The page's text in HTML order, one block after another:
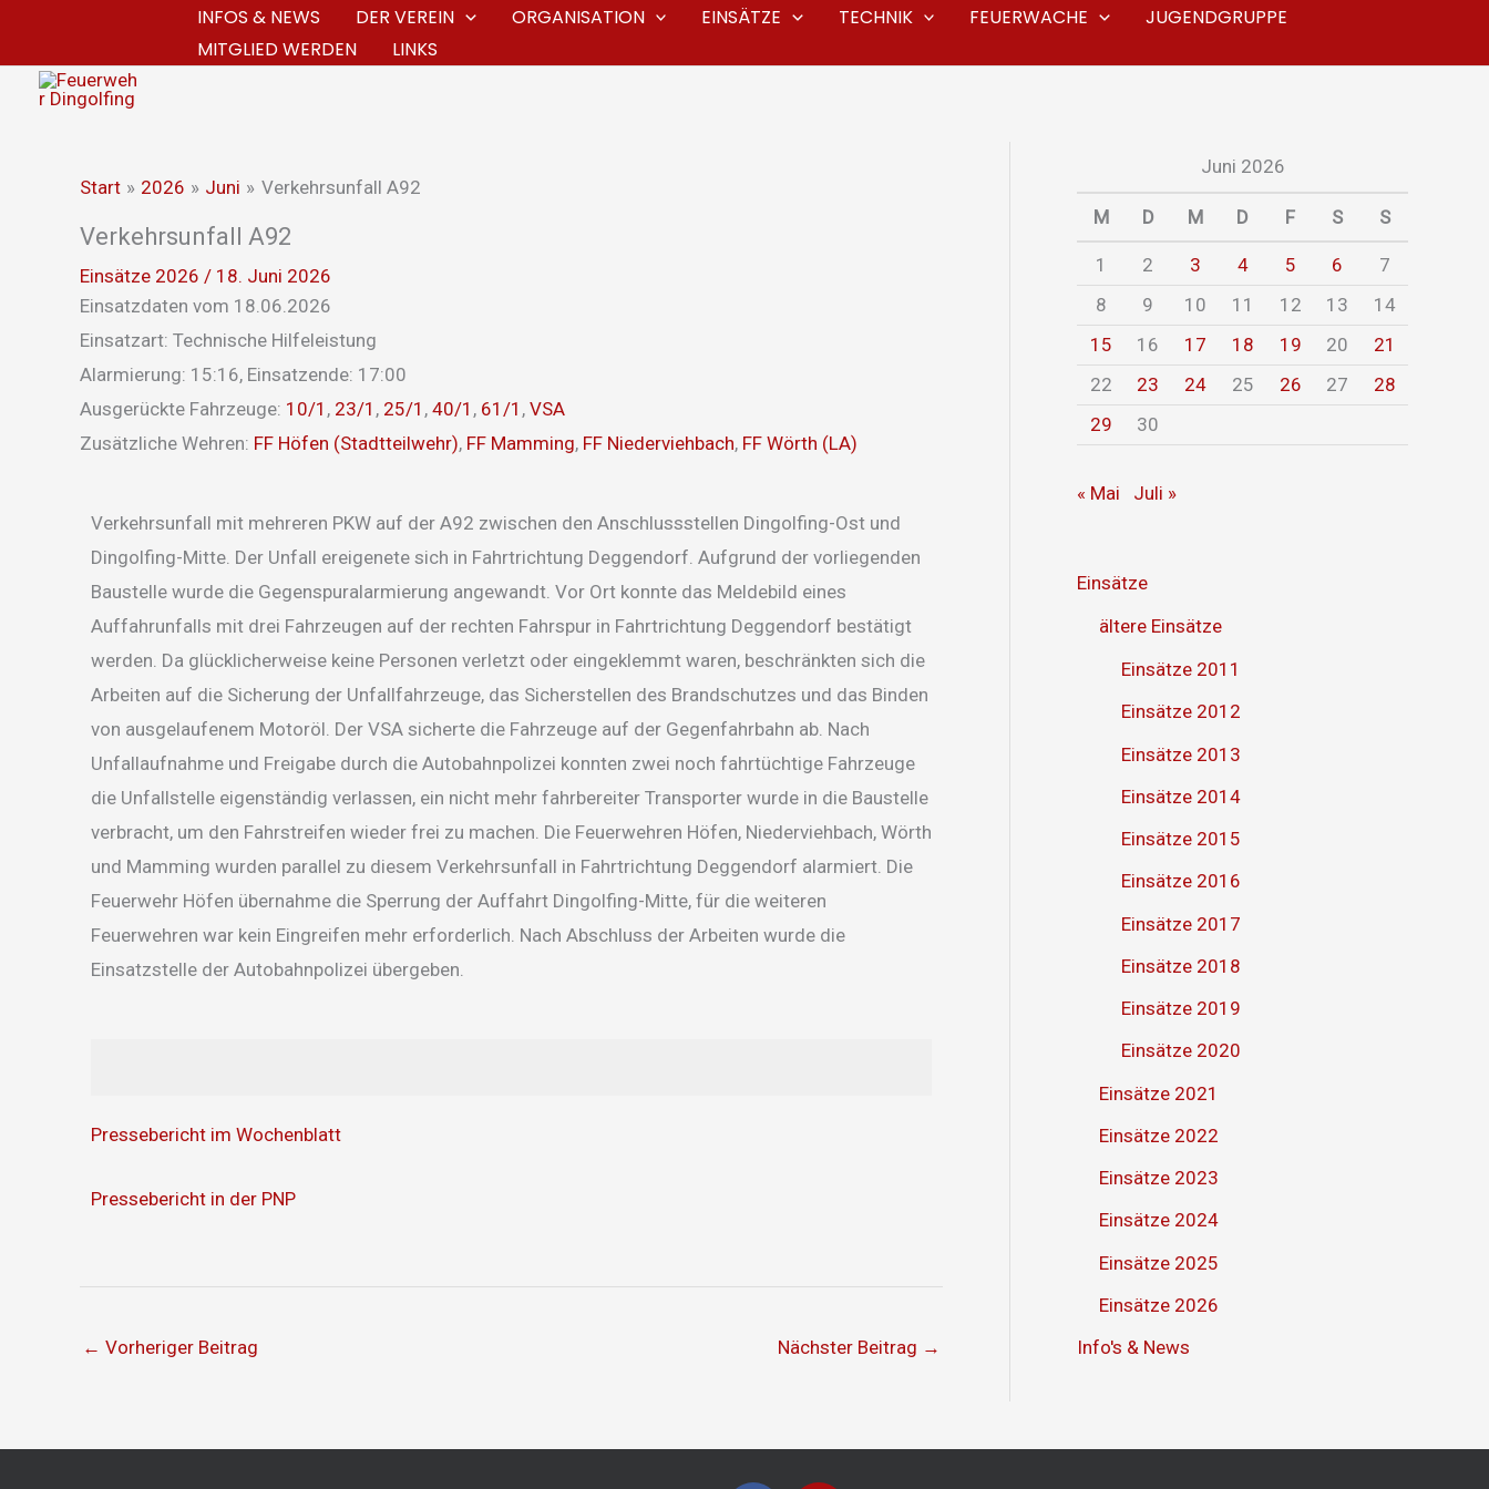
springen
INFOS & NEWS DER VEREIN ORGANISATION EINSÄTZE TECHNIK FEUERWACHE
JUGENDGRUPPE
MITGLIED WERDEN
LINKS
Start 2026 Juni Verkehrsunfall A92
Verkehrsunfall A92
Einsätze 2026 / 18. Juni 2026
Einsatzdaten vom 18.06.2026
Einsatzart: Technische Hilfeleistung
Alarmierung: 15:16, Einsatzende: 17:00
Ausgerückte Fahrzeuge: 10/1 , 23/1 , 25/1 , 40/1 , 61/1 , VSA
Zusätzliche Wehren: FF Höfen (Stadtteilwehr), FF Mamming, FF Niederviehbach, FF Wörth (LA)
Verkehrsunfall mit mehreren PKW auf der A92 zwischen den Anschlussstellen Dingolfing-Ost und
Dingolfing-Mitte. Der Unfall ereigenete sich in Fahrtrichtung Deggendorf. Aufgrund der vorliegenden
Baustelle wurde die Gegenspuralarmierung angewandt. Vor Ort konnte das Meldebild eines
Auffahrunfalls mit drei Fahrzeugen auf der rechten Fahrspur in Fahrtrichtung Deggendorf bestätigt
werden. Da glücklicherweise keine Personen verletzt oder eingeklemmt waren, beschränkten sich die
Arbeiten auf die Sicherung der Unfallfahrzeuge, das Sicherstellen des Brandschutzes und das Binden
von ausgelaufenem Motoröl. Der VSA sicherte die Fahrzeuge auf der Gegenfahrbahn ab. Nach
Unfallaufnahme und Freigabe durch die Autobahnpolizei konnten zwei noch fahrtüchtige Fahrzeuge
die Unfallstelle eigenständig verlassen, ein nicht mehr fahrbereiter Transporter wurde in die Baustelle
verbracht, um den Fahrstreifen wieder frei zu machen. Die Feuerwehren Höfen, Niederviehbach, Wörth
und Mamming wurden parallel zu diesem Verkehrsunfall in Fahrtrichtung Deggendorf alarmiert. Die
Feuerwehr Höfen übernahme die Sperrung der Auffahrt Dingolfing-Mitte, für die weiteren
Feuerwehren war kein Eingreifen mehr erforderlich. Nach Abschluss der Arbeiten wurde die
Einsatzstelle der Autobahnpolizei übergeben.
Pressebericht im Wochenblatt
Pressebericht in der PNP
← Vorheriger Beitrag Nächster Beitrag →
Juni 2026
M D M D F S S
1 2 3 4 5 6
7
8
9 10 11 12 13
14
15
16 17 18 19 20
21
22
23 24 25 26 27
28
29
30
« Mai Juli »
Einsätze
ältere Einsätze
Einsätze 2011
Einsätze 2012
Einsätze 2013
Einsätze 2014
Einsätze 2015
Einsätze 2016
Einsätze 2017
Einsätze 2018
Einsätze 2019
Einsätze 2020
Einsätze 2021
Einsätze 2022
Einsätze 2023
Einsätze 2024
Einsätze 2025
Einsätze 2026
Info's & News